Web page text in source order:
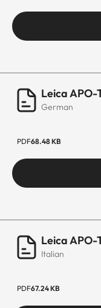
Leica APO-
German
PDF68.48 KB
Leica APO-
Italian
PDF67.24 KB